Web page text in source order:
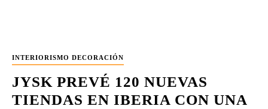
INTERIORISMO DECORACIÓN
JYSK PREVÉ 120 NUEVAS
TIENDAS EN IBERIA CON UNA